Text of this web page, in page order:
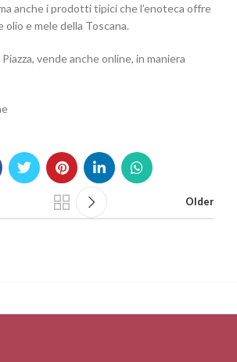
anche i prodotti tipici che l’enoteca offre
olio e mele della Toscana.
vende anche online, in maniera
Older